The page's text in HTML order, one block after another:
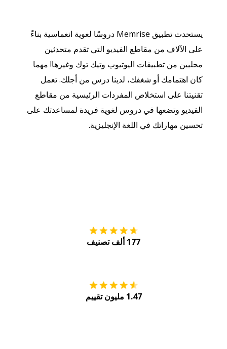
يستحدث تطبيق Memrise دروسًا لغوية انغماسية بناءً
على الآلاف من مقاطع الفيديو التي تقدم متحدثين
محليين من تطبيقات اليوتيوب وتيك توك وغيرها! مهما
كان اهتمامك أو شغفك، لدينا درس من أجلك. تعمل
تقنيتنا على استخلاص المفردات الرئيسية من مقاطع
الفيديو وتضعها في دروس لغوية فريدة لمساعدتك على
تحسين مهاراتك في اللغة الإنجليزية.
177 ألف تصنيف
1.47 مليون تقييم